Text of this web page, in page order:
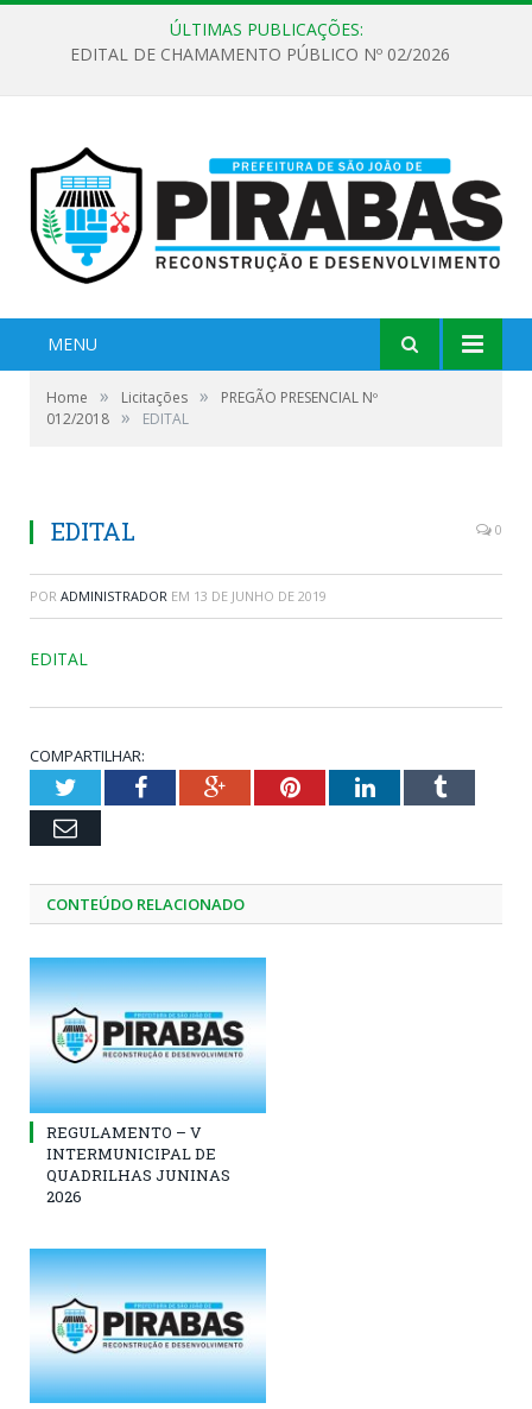
ÚLTIMAS PUBLICAÇÕES:
EDITAL DE CHAMAMENTO PÚBLICO Nº 02/2026
MENU
Home » Licitações »
PREGÃO PRESENCIAL Nº
012/2018 » EDITAL
EDITAL 0
POR ADMINISTRADOR EM 13 DE JUNHO DE 2019
EDITAL
COMPARTILHAR:
TwitterFacebookGoogle+PinterestLinkedInTumblr
Email
CONTEÚDO RELACIONADO
REGULAMENTO – V
INTERMUNICIPAL DE
QUADRILHAS JUNINAS
2026